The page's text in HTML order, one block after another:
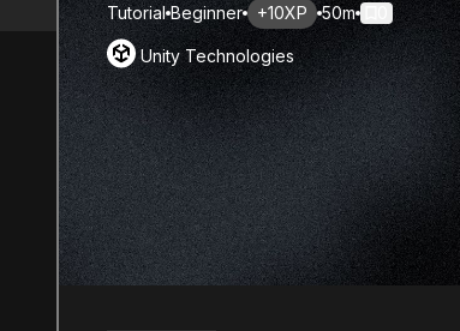
Tutorial Beginner +10XP 50m
Unity Technologies